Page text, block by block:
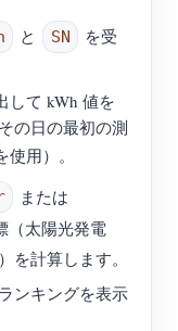
と SN
を受
して kWh 値を
の日の最初の測
用）。
または
（太陽光発電
を計算します。
ンキングを表示